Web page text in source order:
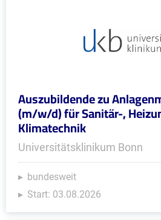
Auszubildende zu
(m/w/d) für Sanitär-,
Klimatechnik
Universitätsklinikum Bonn
bundesweit
Start: 03.08.2026